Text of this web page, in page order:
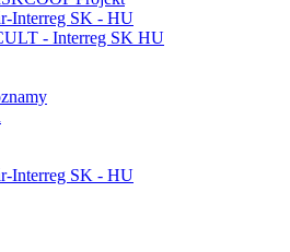
Interreg SK - HU
- Interreg SK HU
Interreg SK - HU